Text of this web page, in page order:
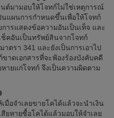
นต์มามอบให้โจทก์ไม่ใช่เหตุการณ์
แผนการกำหนดขึ้นเพื่อให้โจทก์
ารแสดงข้อความอันเป็นเท็จ และ
ช็คอันเป็นทรัพย์สินจากโจทก์
ตรา 341 และยังเป็นการเอาไป
ขาดเอกสารที่จะฟ้องร้องบังคับคดี
ายแก่โจทก์ จึงเป็นความผิดตาม
มื่อจำเลยขายโคได้แล้วจะนำเงิน
ยหายซื้อโคได้แล้วมอบให้จำเลย